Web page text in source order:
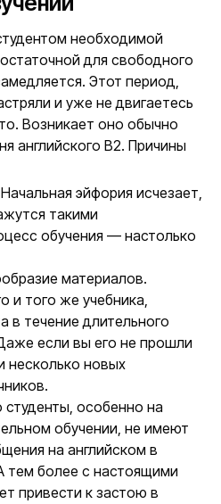
необходимой
для свободного
Этот период,
и уже не двигаетесь
Возникает оно обычно
английского В2. Причины
эйфория исчезает,
такими
обучения — настолько
материалов.
и того же учебника,
в течение длительного
если вы его не прошли
несколько новых
особенно на
обучении, не имеют
на английском в
тем более с настоящими
привести к застою в